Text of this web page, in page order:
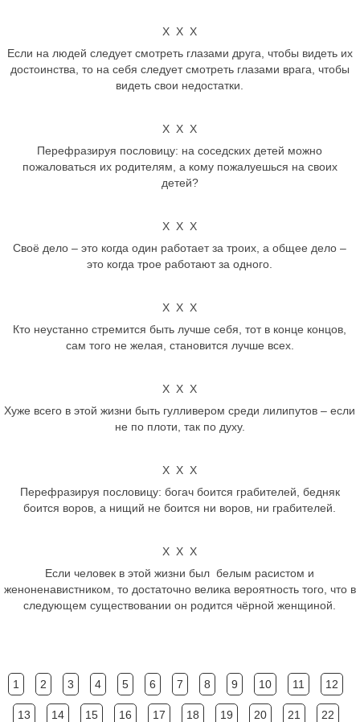
Х Х Х
Если на людей следует смотреть глазами друга, чтобы видеть их
достоинства, то на себя следует смотреть глазами врага, чтобы
видеть свои недостатки.
Х Х Х
Перефразируя пословицу: на соседских детей можно
пожаловаться их родителям, а кому пожалуешься на своих
детей?
Х Х Х
Своё дело – это когда один работает за троих, а общее дело –
это когда трое работают за одного.
Х Х Х
Кто неустанно стремится быть лучше себя, тот в конце концов,
сам того не желая, становится лучше всех.
Х Х Х
Хуже всего в этой жизни быть гулливером среди лилипутов – если
не по плоти, так по духу.
Х Х Х
Перефразируя пословицу: богач боится грабителей, бедняк
боится воров, а нищий не боится ни воров, ни грабителей.
Х Х Х
Если человек в этой жизни был белым расистом и
женоненавистником, то достаточно велика вероятность того, что в
следующем существовании он родится чёрной женщиной.
1 2 3 4 5 6 7 8 9 10 11 12
13 14 15 16 17 18 19 20 21 22